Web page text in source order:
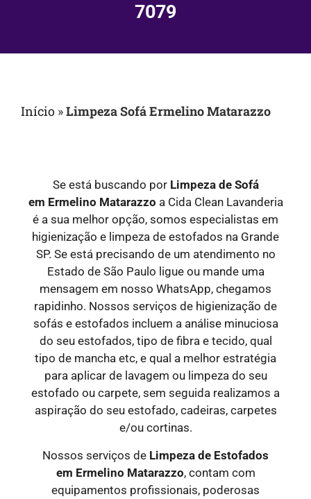
7079
Início »Limpeza Sofá Ermelino Matarazzo
Se está buscando por Limpeza de Sofá
em Ermelino Matarazzo a Cida Clean Lavanderia
é a sua melhor opção, somos especialistas em
higienização e limpeza de estofados na Grande
SP. Se está precisando de um atendimento no
Estado de São Paulo ligue ou mande uma
mensagem em nosso WhatsApp, chegamos
rapidinho. Nossos serviços de higienização de
sofás e estofados incluem a análise minuciosa
do seu estofados, tipo de fibra e tecido, qual
tipo de mancha etc, e qual a melhor estratégia
para aplicar de lavagem ou limpeza do seu
estofado ou carpete, sem seguida realizamos a
aspiração do seu estofado, cadeiras, carpetes
e/ou cortinas.
Nossos serviços de Limpeza de Estofados
em Ermelino Matarazzo, contam com
equipamentos profissionais, poderosas